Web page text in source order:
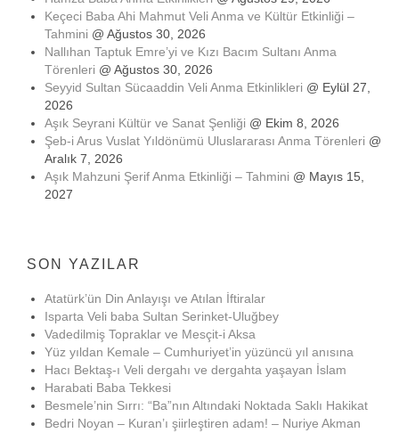
Keçeci Baba Ahi Mahmut Veli Anma ve Kültür Etkinliği –
Tahmini @ Ağustos 30, 2026
Nallıhan Taptuk Emre’yi ve Kızı Bacım Sultanı Anma
Törenleri @ Ağustos 30, 2026
Seyyid Sultan Sücaaddin Veli Anma Etkinlikleri @ Eylül 27,
2026
Aşık Seyrani Kültür ve Sanat Şenliği @ Ekim 8, 2026
Şeb-i Arus Vuslat Yıldönümü Uluslararası Anma Törenleri @
Aralık 7, 2026
Aşık Mahzuni Şerif Anma Etkinliği – Tahmini @ Mayıs 15,
2027
SON YAZILAR
Atatürk’ün Din Anlayışı ve Atılan İftiralar
Isparta Veli baba Sultan Serinket-Uluğbey
Vadedilmiş Topraklar ve Mesçit-i Aksa
Yüz yıldan Kemale – Cumhuriyet’in yüzüncü yıl anısına
Hacı Bektaş-ı Veli dergahı ve dergahta yaşayan İslam
Harabati Baba Tekkesi
Besmele’nin Sırrı: “Ba”nın Altındaki Noktada Saklı Hakikat
Bedri Noyan – Kuran’ı şiirleştiren adam! – Nuriye Akman